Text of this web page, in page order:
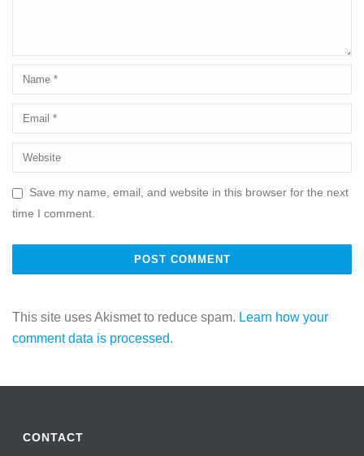
Save my name, email, and website in this browser for the next
time I comment.
This site uses Akismet to reduce spam. Learn how your
comment data is processed.
CONTACT